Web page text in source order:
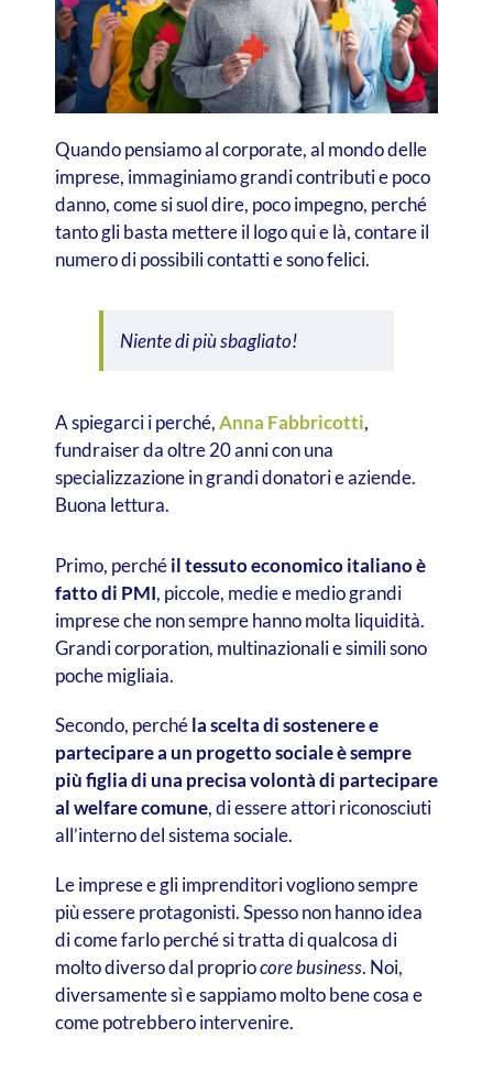
Quando pensiamo al corporate, al mondo delle
imprese, immaginiamo grandi contributi e poco
danno, come si suol dire, poco impegno, perché
tanto gli basta mettere il logo qui e là, contare il
numero di possibili contatti e sono felici.
Niente di più sbagliato!
A spiegarci i perché,Anna Fabbricotti,
fundraiser da oltre 20 anni con una
specializzazione in grandi donatori e aziende.
Buona lettura.
Primo, perchéil tessuto economico italiano è
fatto di PMI, piccole, medie e medio grandi
imprese che non sempre hanno molta liquidità.
Grandi corporation, multinazionali e simili sono
poche migliaia.
Secondo, perchéla scelta di sostenere e
partecipare a un progetto sociale è sempre
più figlia di una precisa volontà di partecipare
al welfare comune, di essere attori riconosciuti
all’interno del sistema sociale.
Le imprese e gli imprenditori vogliono sempre
più essere protagonisti. Spesso non hanno idea
di come farlo perché si tratta di qualcosa di
molto diverso dal propriocore business. Noi,
diversamente sì e sappiamo molto bene cosa e
come potrebbero intervenire.